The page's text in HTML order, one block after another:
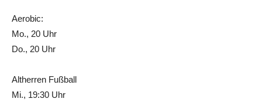
Aerobic:
Mo., 20 Uhr
Do., 20 Uhr
Altherren Fußball
Mi., 19:30 Uhr